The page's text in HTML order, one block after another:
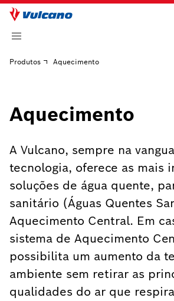
Produtos Aquecimento
Aquecimento
A Vulcano, sempre na
tecnologia, oferece as mais
soluções de água quente,
sanitário (Águas Quentes
Aquecimento Central. Em
sistema de Aquecimento
possibilita um aumento da
ambiente sem retirar as
qualidades do ar que